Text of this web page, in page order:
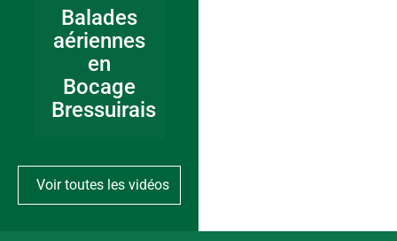
Balades
aériennes
en
Bocage
Bressuirais
Voir toutes les vidéos